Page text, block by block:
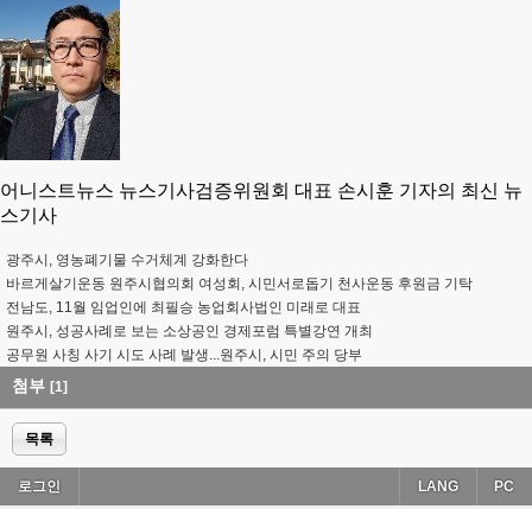
어니스트뉴스 뉴스기사검증위원회 대표 손시훈 기자의 최신 뉴
스기사
광주시, 영농폐기물 수거체계 강화한다
바르게살기운동 원주시협의회 여성회, 시민서로돕기 천사운동 후원금 기탁
전남도, 11월 임업인에 최필승 농업회사법인 미래로 대표
원주시, 성공사례로 보는 소상공인 경제포럼 특별강연 개최
공무원 사칭 사기 시도 사례 발생...원주시, 시민 주의 당부
첨부 [1]
목록
로그인 PC
LANG